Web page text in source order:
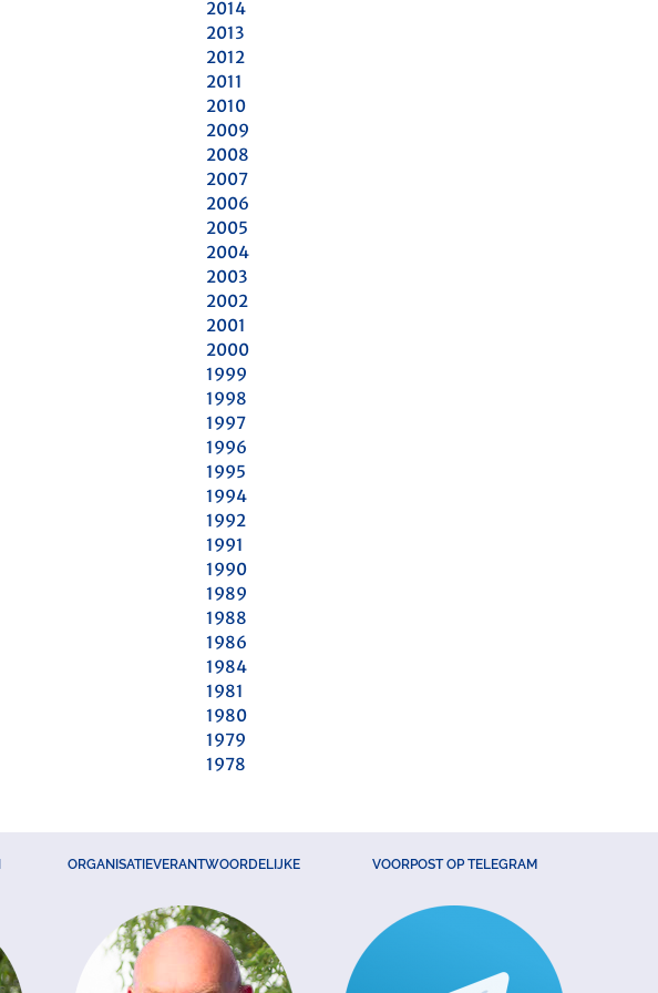
2014
2013
2012
2011
2010
2009
2008
2007
2006
2005
2004
2003
2002
2001
2000
1999
1998
1997
1996
1995
1994
1992
1991
1990
1989
1988
1986
1984
1981
1980
1979
1978
ORGANISATIEVERANTWOORDELIJKE VOORPOST OP TELEGRAM